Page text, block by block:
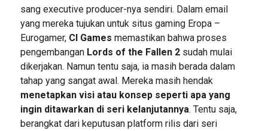
sang executive producer-nya sendiri. Dalam email
yang mereka tujukan untuk situs gaming Eropa –
Eurogamer, CI Games memastikan bahwa proses
pengembangan Lords of the Fallen 2sudah mulai
dikerjakan. Namun tentu saja, ia masih berada dalam
tahap yang sangat awal. Mereka masih hendak
menetapkan visi atau konsep seperti apa yang
ingin ditawarkan di seri kelanjutannya. Tentu saja,
berangkat dari keputusan platform rilis dari seri